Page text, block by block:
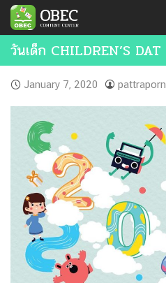
Skip
content
วันเด็ก CHILDREN’S DAT
January 7, 2020